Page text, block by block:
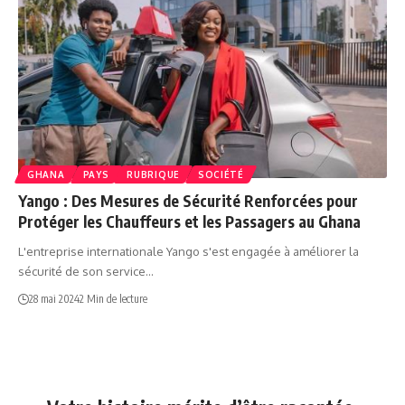
GHANA PAYS RUBRIQUE SOCIÉTÉ
Yango : Des Mesures de Sécurité Renforcées pour
Protéger les Chauffeurs et les Passagers au Ghana
L'entreprise internationale Yango s'est engagée à améliorer la
sécurité de son service…
28 mai 20242 Min de lecture